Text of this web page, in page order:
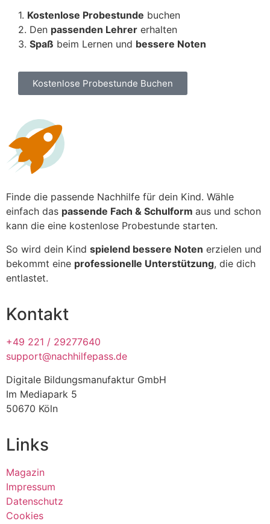
1. Kostenlose Probestunde buchen
2. Den passenden Lehrer erhalten
3. Spaß beim Lernen und bessere Noten
Kostenlose Probestunde Buchen
Finde die passende Nachhilfe für dein Kind. Wähle
einfach das passende Fach & Schulform aus und schon
kann die eine kostenlose Probestunde starten.
So wird dein Kind spielend bessere Noten erzielen und
bekommt eine professionelle Unterstützung, die dich
entlastet.
Kontakt
+49 221 / 29277640
support@nachhilfepass.de
Digitale Bildungsmanufaktur GmbH
Im Mediapark 5
50670 Köln
Links
Magazin
Impressum
Datenschutz
Cookies